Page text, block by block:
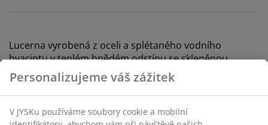
Lucerna vyrobená z oceli a splétaného vodního
hyacintu v teplém hnědém odstínu se skleněnou
nádobou uvnitř. Světlo bude prosvítat skrze otvory a
vytvoří útulnou atmosféru. Ø32×V38 cm
Personalizujeme váš zážitek
V JYSKu používáme soubory cookie a mobilní